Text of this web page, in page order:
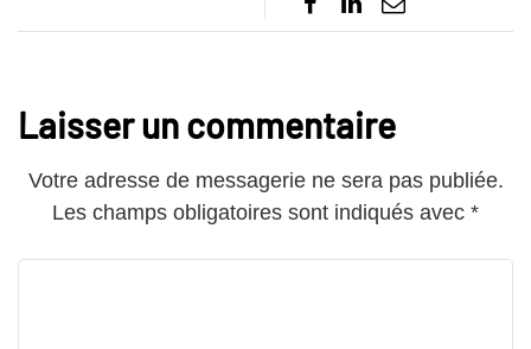
Laisser un commentaire
Votre adresse de messagerie ne sera pas publiée.
Les champs obligatoires sont indiqués avec *